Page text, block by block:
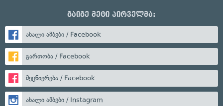
გაიგე მეტი პირველმა:
ახალი ამბები / Facebook
გართობა / Facebook
მეცნიერება / Facebook
ახალი ამბები / Instagram